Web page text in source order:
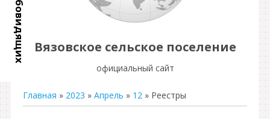
Вязовское сельское поселение
официальный сайт
Главная » 2023 » Апрель » 12 » Реестры